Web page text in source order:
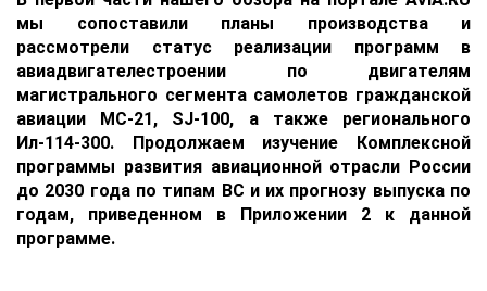
мы сопоставили планы производства и
рассмотрели статус реализации программ в
авиадвигателестроении по двигателям
магистрального сегмента самолетов гражданской
авиации МС-21, SJ-100, а также регионального
Ил-114-300. Продолжаем изучение Комплексной
программы развития авиационной отрасли России
до 2030 года по типам ВС и их прогнозу выпуска по
годам, приведенном в Приложении 2 к данной
программе.